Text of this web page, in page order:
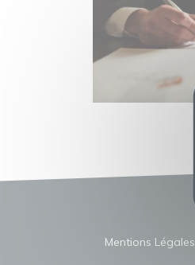
Mentions Légales